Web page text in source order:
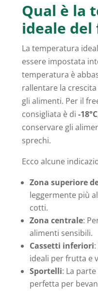
Qual è la
ideale
La temperatura
essere impostata
temperatura è
rallentare la
gli alimenti. Per il
consigliata è di -18°C
conservare gli
sprechi.
Ecco alcune
Zona superiore
leggermente più
cotti.
Zona centrale:
alimenti sensibili.
Cassetti inferiori
ideali per frutta e
Sportelli: La
perfetta per